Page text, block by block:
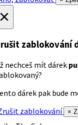
zablokování
nechceš mít dárek
dárek pak bude
zablokování
×